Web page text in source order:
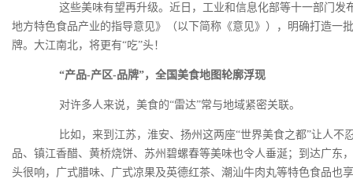
这些美味有望再升级。近日，工业和信息化部等十一部门发
地方特色食品产业的指导意见》（以下简称《意见》），明确打造一
牌。大江南北，将更有“吃”头！
“产品-产区-品牌”，全国美食地图轮廓浮现
对许多人来说，美食的“雷达”常与地域紧密关联。
比如，来到江苏，淮安、扬州这两座“世界美食之都”让人不
品、镇江香醋、黄桥烧饼、苏州碧螺春等美味也令人垂涎；到达广东
头很响，广式腊味、广式凉果及英德红茶、潮汕牛肉丸等特色食品也